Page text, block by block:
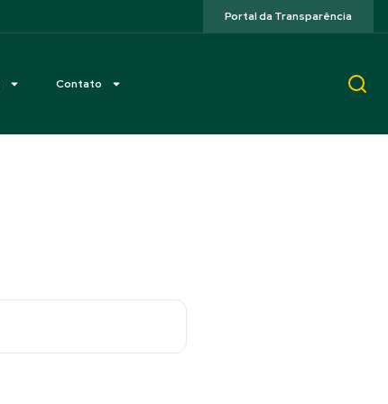
Portal da Transparência
Contato